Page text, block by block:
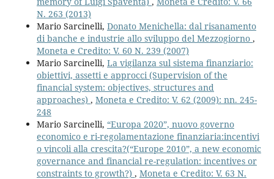
N. 263 (2013)
Mario Sarcinelli, Donato Menichella: dal risanamento
di banche e industrie allo sviluppo del Mezzogiorno ,
Moneta e Credito: V. 60 N. 239 (2007)
Mario Sarcinelli, La vigilanza sul sistema finanziario:
obiettivi, assetti e approcci (Supervision of the
financial system: objectives, structures and
approaches) , Moneta e Credito: V. 62 (2009): nn. 245-
248
Mario Sarcinelli, “Europa 2020”, nuovo governo
economico e ri-regolamentazione finanziaria:incentivi
o vincoli alla crescita?(“Europe 2010”, a new economic
governance and financial re-regulation: incentives or
constraints to growth?) , Moneta e Credito: V. 63 N.